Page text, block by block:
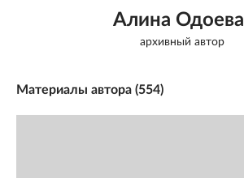
Алина Одоева
архивный автор
Материалы автора (554)